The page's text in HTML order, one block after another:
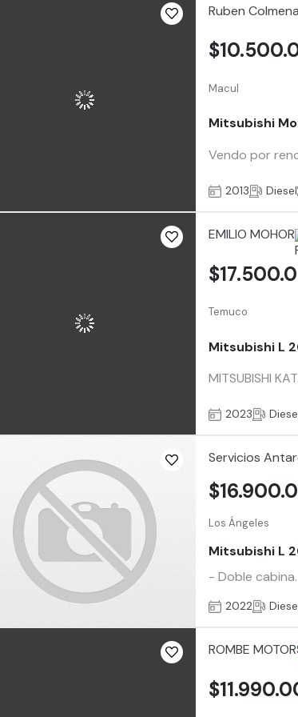
Ruben
Macul
Mitsubishi
Vendo por
2013 Diesel
EMILIO MOHOR
Temuco
Mitsubishi L
MITSUBISHI
2023
Servicios
Los Ángeles
Mitsubishi L
- Doble
2022
ROMBE